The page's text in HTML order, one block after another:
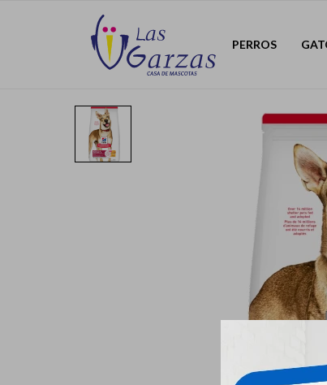
PERROS